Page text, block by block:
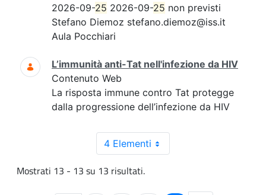
2026-09-25 2026-09-25 non previsti
Stefano Diemoz stefano.diemoz@iss.it
Aula Pocchiari
L’immunità anti-Tat nell'infezione da HIV
Contenuto Web
La risposta immune contro Tat protegge
dalla progressione dell’infezione da HIV
4 Elementi
Mostrati 13 - 13 su 13 risultati.